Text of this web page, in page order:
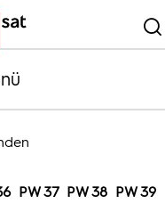
PW 37 PW 38 PW 39